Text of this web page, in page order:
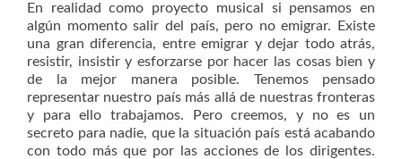
En realidad como proyecto musical si pensamos en
algún momento salir del país, pero no emigrar. Existe
una gran diferencia, entre emigrar y dejar todo atrás,
resistir, insistir y esforzarse por hacer las cosas bien y
de la mejor manera posible. Tenemos pensado
representar nuestro país más allá de nuestras fronteras
y para ello trabajamos. Pero creemos, y no es un
secreto para nadie, que la situación país está acabando
con todo más que por las acciones de los dirigentes.